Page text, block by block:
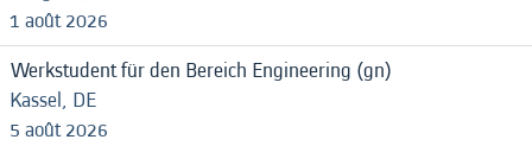
1 août 2026
Werkstudent für den Bereich Engineering (gn)
Kassel, DE
5 août 2026